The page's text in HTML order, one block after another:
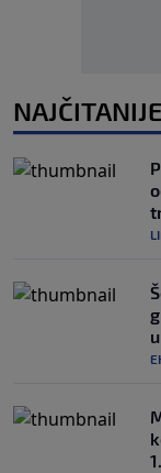
NAJČITANIJE